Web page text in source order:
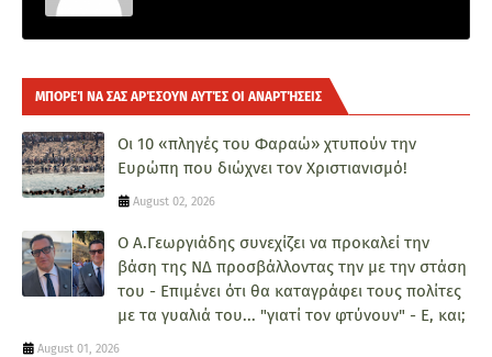
ΜΠΟΡΕΊ ΝΑ ΣΑΣ ΑΡΈΣΟΥΝ ΑΥΤΈΣ ΟΙ ΑΝΑΡΤΉΣΕΙΣ
Οι 10 «πληγές του Φαραώ» χτυπούν την
Ευρώπη που διώχνει τον Χριστιανισμό!
August 02, 2026
Ο Α.Γεωργιάδης συνεχίζει να προκαλεί την
βάση της ΝΔ προσβάλλοντας την με την στάση
του - Επιμένει ότι θα καταγράφει τους πολίτες
με τα γυαλιά του... "γιατί τον φτύνουν" - Ε, και;
August 01, 2026